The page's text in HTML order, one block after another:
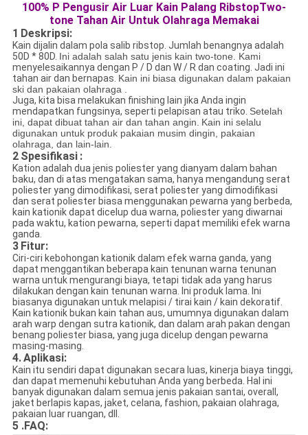
100% P Pengusir Air Luar Kain Palang RibstopTwo-
tone Tahan Air Untuk Olahraga Memakai
1 Deskripsi:
Kain dijalin dalam pola salib ribstop. Jumlah benangnya adalah
50D * 80D. Ini adalah salah satu jenis kain two-tone. Kami
menyelesaikannya dengan P / D dan W / R dan coating. Jadi ini
tahan air dan bernapas. Kain ini biasa digunakan dalam pakaian
ski dan pakaian olahraga .
Juga, kita bisa melakukan finishing lain jika Anda ingin
mendapatkan fungsinya, seperti pelapisan atau triko. Setelah
ini, dapat dibuat tahan air dan tahan angin. Kain ini selalu
digunakan untuk produk pakaian musim dingin, pakaian
olahraga, dan lain-lain.
2 Spesifikasi :
Kation adalah dua jenis poliester yang dianyam dalam bahan
baku, dan di atas mengatakan sama, hanya mengandung serat
poliester yang dimodifikasi, serat poliester yang dimodifikasi
dan serat poliester biasa menggunakan pewarna yang berbeda,
kain kationik dapat dicelup dua warna, poliester yang diwarnai
pada waktu, kation pewarna, seperti dapat memiliki efek warna
ganda.
3 Fitur:
Ciri-ciri kebohongan kationik dalam efek warna ganda, yang
dapat menggantikan beberapa kain tenunan warna tenunan
warna untuk mengurangi biaya, tetapi tidak ada yang harus
dilakukan dengan kain tenunan warna. Ini produk lama. Ini
biasanya digunakan untuk melapisi / tirai kain / kain dekoratif.
Kain kationik bukan kain tahan aus, umumnya digunakan dalam
arah warp dengan sutra kationik, dan dalam arah pakan dengan
benang poliester biasa, yang juga dicelup dengan pewarna
masing-masing.
4.Aplikasi:
Kain itu sendiri dapat digunakan secara luas, kinerja biaya tinggi,
dan dapat memenuhi kebutuhan Anda yang berbeda. Hal ini
banyak digunakan dalam semua jenis pakaian santai, overall,
jaket berlapis kapas, jaket, celana, fashion, pakaian olahraga,
pakaian luar ruangan, dll.
5 .FAQ: